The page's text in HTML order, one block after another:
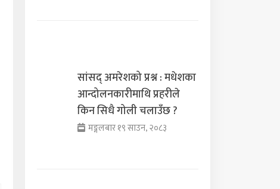
सांसद् अमरेशको प्रश्न : मधेशका
आन्दोलनकारीमाथि प्रहरीले
किन सिधै गोली चलाउँछ ?
मङ्गलबार १९ साउन, २०८३